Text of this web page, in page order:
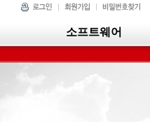
소프트웨어